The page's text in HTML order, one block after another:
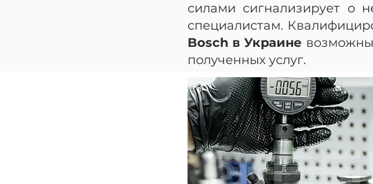
силами сигнализирует о
специалистам.
Bosch в Украине
полученных услуг.